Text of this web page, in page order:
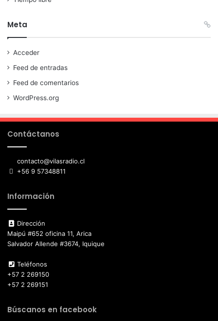
Meta
Acceder
Feed de entradas
Feed de comentarios
WordPress.org
Contáctanos
contacto@vilasradio.cl
+56 9 57348811
Información
Dirección
Maipú #652 oficina 11, Arica
Salvador Allende #3674, Iquique
Teléfonos
+57 2 269150
+57 2 269151
Búscanos en facebook